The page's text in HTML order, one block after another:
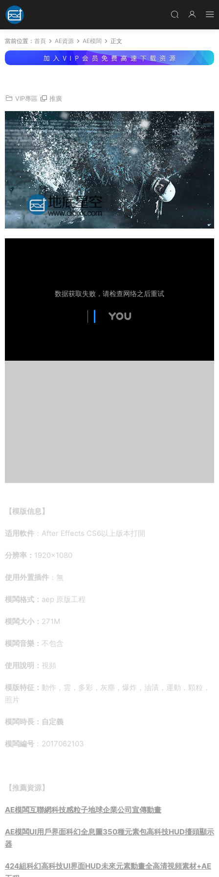
當前位置： 首頁 AE資源 AE模闆 正文
VIP專區 推廣
【模版信息】
适用軟件 ：After Effects CS6以上版本打開
分辨率： 1920×1080
使用外置插件 ：無
模闆格式： aep 原版工程
模闆大小： 271M
模闆音樂： 不包含
使用說明： 視頻
模版特征： 動作，雲，多彩，灰塵，爆炸，油漬，運動，顆粒，
照片
模闆時長：自定義
模闆編号 ：2017062103
【推薦資源】
AE模闆互聯網科技感粒子地球企業公司宣傳動畫
AE模闆UI用戶界面科幻全息圖350種元素包高科技HUD擡頭顯示
器
424組科幻高科技UI界面HUD未來元素動畫全高清視頻素材+AE